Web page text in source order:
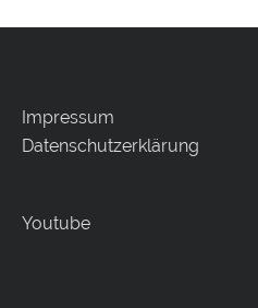
Impressum
Datenschutzerklärung
Youtube